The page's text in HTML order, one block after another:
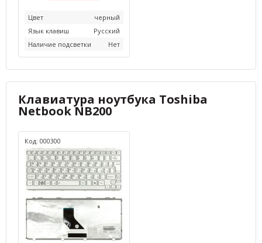
Цвет
черный
Язык клавиш
Русский
Наличие подсветки
Нет
Клавиатура ноутбука Toshiba
Netbook NB200
Код: 000300